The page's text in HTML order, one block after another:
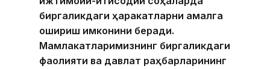
биргаликдаги ҳаракатларни амалга
ошириш имконини беради.
Мамлакатларимизнинг биргаликдаги
фаолияти ва давлат раҳбарларининг